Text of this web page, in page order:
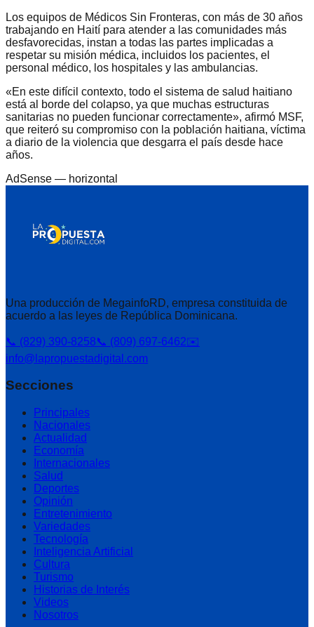
Los equipos de Médicos Sin Fronteras, con más de 30 años
trabajando en Haití para atender a las comunidades más
desfavorecidas, instan a todas las partes implicadas a
respetar su misión médica, incluidos los pacientes, el
personal médico, los hospitales y las ambulancias.
«En este difícil contexto, todo el sistema de salud haitiano
está al borde del colapso, ya que muchas estructuras
sanitarias no pueden funcionar correctamente», afirmó MSF,
que reiteró su compromiso con la población haitiana, víctima
a diario de la violencia que desgarra el país desde hace
años.
AdSense — horizontal
Una producción de MegainfoRD, empresa constituida de
acuerdo a las leyes de República Dominicana.
📞 (829) 390-8258📞 (809) 697-6462✉️
info@lapropuestadigital.com
Secciones
Principales
Nacionales
Actualidad
Economía
Internacionales
Salud
Deportes
Opinión
Entretenimiento
Variedades
Tecnología
Inteligencia Artificial
Cultura
Turismo
Historias de Interés
Videos
Nosotros